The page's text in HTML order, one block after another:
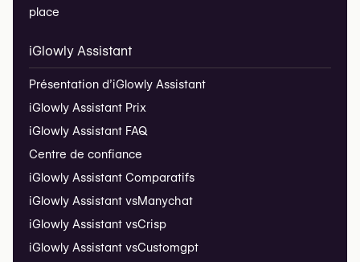
place
iGlowly Assistant
Présentation d’iGlowly Assistant
iGlowly Assistant Prix
iGlowly Assistant FAQ
Centre de confiance
iGlowly Assistant Comparatifs
iGlowly Assistant vsManychat
iGlowly Assistant vsCrisp
iGlowly Assistant vsCustomgpt